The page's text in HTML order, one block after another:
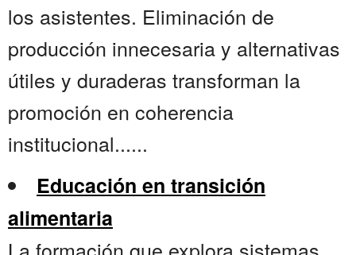
los asistentes. Eliminación de
producción innecesaria y alternativas
útiles y duraderas transforman la
promoción en coherencia
institucional......
Educación en transición
alimentaria